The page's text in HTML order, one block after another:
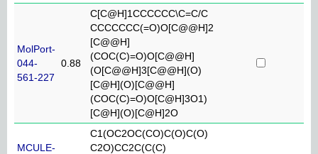
MolPort-
044-
561-227
0.88
C[C@H]1CCCCCC\C=C/C
CCCCCCC(=O)O[C@@H]2
[C@@H]
(COC(C)=O)O[C@@H]
(O[C@@H]3[C@@H](O)
[C@H](O)[C@@H]
(COC(C)=O)O[C@H]3O1)
[C@H](O)[C@H]2O
MCULE-
C1(OC2OC(CO)C(O)C(O)
C2O)CC2C(C(C)